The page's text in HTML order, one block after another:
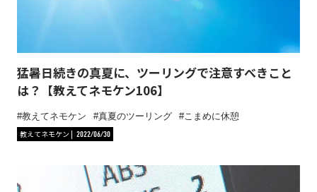
猛暑日続きの真夏に、ツーリングで注意すべきこと
は？【教えてネモケン106】
教えてネモケン 真夏のツーリング
こまめに休憩
教えてネモケン
2022/06/30